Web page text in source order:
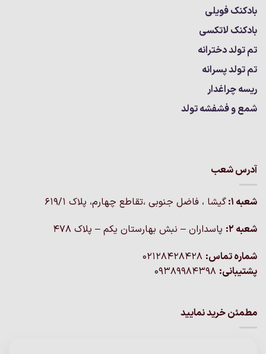
بادکنک فویلی
بادکنک لاتکسی
تم تولد دخترانه
تم تولد پسرانه
ریسه چراغدار
شمع و فشفشه تولد
آدرس شعب
شعبه 1:
گيشا ، فاضل جنوبی ،تقاطع چهارم، پلاک 619/1
شعبه 2:
پاسداران – نبش بهارستان یکم – پلاک ۴۷۸
شماره تماس:
پشتیبانی:
مطمئن خرید نمایید